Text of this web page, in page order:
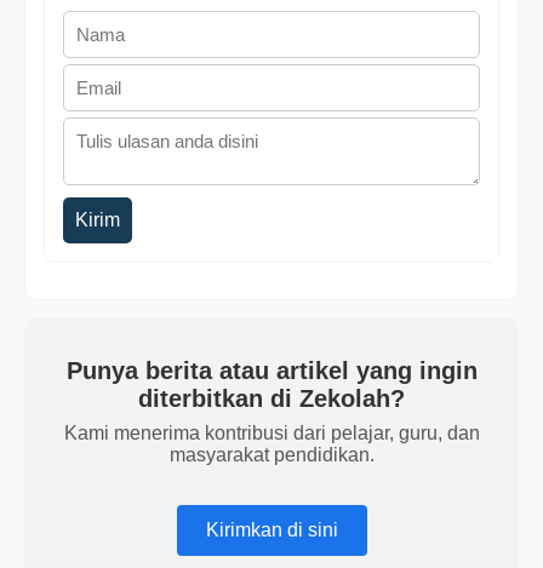
Kirim
Punya berita atau artikel yang ingin
diterbitkan di Zekolah?
Kami menerima kontribusi dari pelajar, guru, dan
masyarakat pendidikan.
Kirimkan di sini